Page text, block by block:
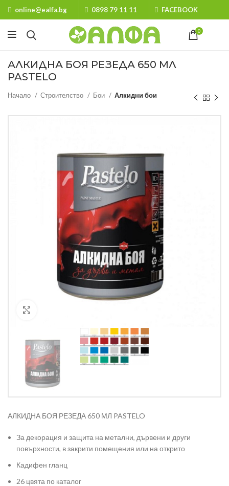
online@ealfa.bg 0898 79 11 11 FACEBOOK
0
АЛКИДНА БОЯ РЕЗЕДА 650 МЛ
PASTELO
Начало Строителство Бои Алкидни бои
АЛКИДНА БОЯ РЕЗЕДА 650 МЛ PASTELO
За декорация и защита на метални, дървени и други
повърхности, в закрити помещения или на открито
Кадифен гланц
26 цвята по каталог